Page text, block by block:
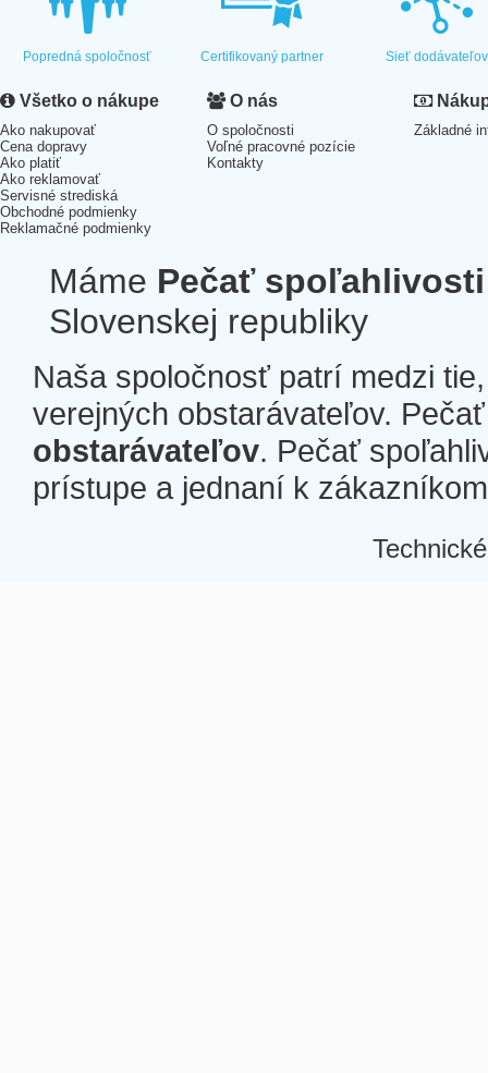
Popredná spoločnosť Certifikovaný partner Sieť dodávateľov
Všetko o nákupe
Ako nakupovať
Cena dopravy
Ako platiť
Ako reklamovať
Servisné strediská
Obchodné podmienky
Reklamačné podmienky
O nás
O spoločnosti
Voľné pracovné pozície
Kontakty
Základné
Máme Pečať spoľahlivosti
Slovenskej republiky
Naša spoločnosť patrí medzi
verejných obstarávateľov.
obstarávateľov. Pečať
prístupe a jednaní k